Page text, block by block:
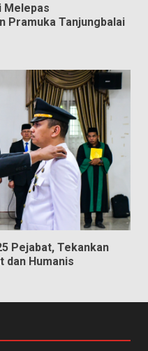
Melepas
Pramuka Tanjungbalai
Pejabat, Tekankan
dan Humanis